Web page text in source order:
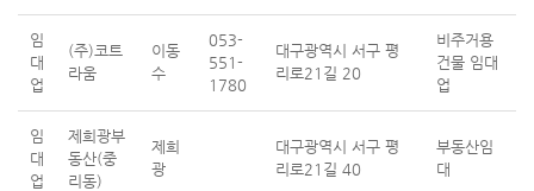
임
대
업
(주)코트
라움
이동
수
053-
551-
1780
대구광역시 서구 평
리로21길 20
비주거용
건물 임대
업
임
대
업
제희광부
동산(중
리동)
제희
광
대구광역시 서구 평
리로21길 40
부동산임
대